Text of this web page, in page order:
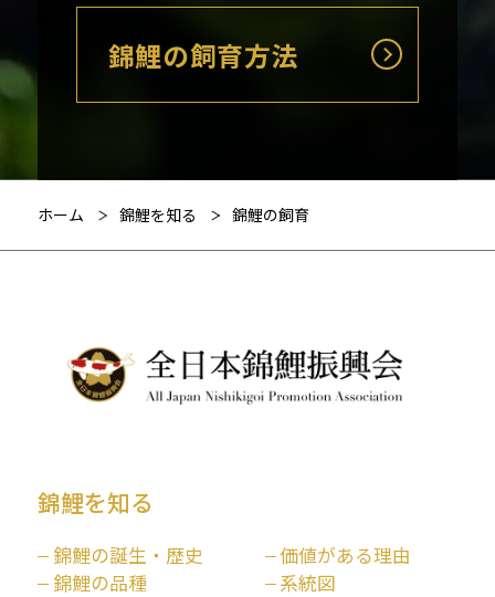
錦鯉の飼育方法
ホーム 錦鯉を知る 錦鯉の飼育
錦鯉を知る
錦鯉の誕生・歴史
価値がある理由
錦鯉の品種
系統図